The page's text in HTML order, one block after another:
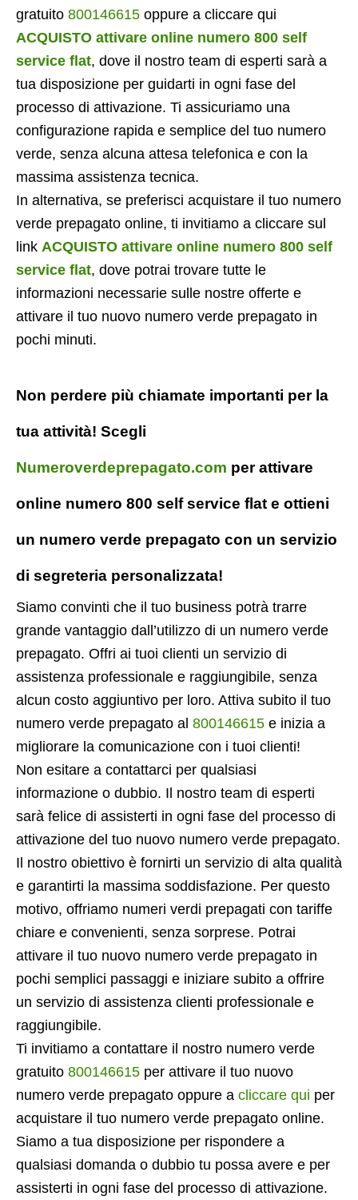
gratuito 800146615 oppure a cliccare qui
ACQUISTO attivare online numero 800 self
service flat, dove il nostro team di esperti sarà a
tua disposizione per guidarti in ogni fase del
processo di attivazione. Ti assicuriamo una
configurazione rapida e semplice del tuo numero
verde, senza alcuna attesa telefonica e con la
massima assistenza tecnica.
In alternativa, se preferisci acquistare il tuo numero
verde prepagato online, ti invitiamo a cliccare sul
link ACQUISTO attivare online numero 800 self
service flat, dove potrai trovare tutte le
informazioni necessarie sulle nostre offerte e
attivare il tuo nuovo numero verde prepagato in
pochi minuti.
Non perdere più chiamate importanti per la
tua attività! Scegli
Numeroverdeprepagato.com per attivare
online numero 800 self service flat e ottieni
un numero verde prepagato con un servizio
di segreteria personalizzata!
Siamo convinti che il tuo business potrà trarre
grande vantaggio dall’utilizzo di un numero verde
prepagato. Offri ai tuoi clienti un servizio di
assistenza professionale e raggiungibile, senza
alcun costo aggiuntivo per loro. Attiva subito il tuo
numero verde prepagato al 800146615 e inizia a
migliorare la comunicazione con i tuoi clienti!
Non esitare a contattarci per qualsiasi
informazione o dubbio. Il nostro team di esperti
sarà felice di assisterti in ogni fase del processo di
attivazione del tuo nuovo numero verde prepagato.
Il nostro obiettivo è fornirti un servizio di alta qualità
e garantirti la massima soddisfazione. Per questo
motivo, offriamo numeri verdi prepagati con tariffe
chiare e convenienti, senza sorprese. Potrai
attivare il tuo nuovo numero verde prepagato in
pochi semplici passaggi e iniziare subito a offrire
un servizio di assistenza clienti professionale e
raggiungibile.
Ti invitiamo a contattare il nostro numero verde
gratuito 800146615 per attivare il tuo nuovo
numero verde prepagato oppure a cliccare qui per
acquistare il tuo numero verde prepagato online.
Siamo a tua disposizione per rispondere a
qualsiasi domanda o dubbio tu possa avere e per
assisterti in ogni fase del processo di attivazione.